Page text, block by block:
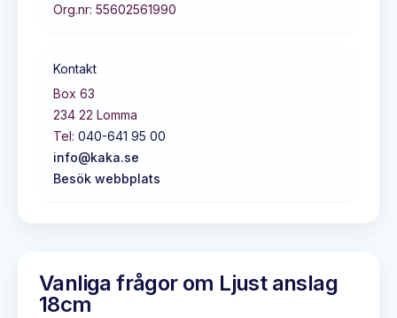
Org.nr: 55602561990
Kontakt
Box 63
234 22 Lomma
Tel: 040-641 95 00
info@kaka.se
Besök webbplats
Vanliga frågor om Ljust anslag
18cm